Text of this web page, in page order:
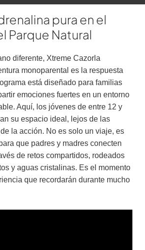
pura en el
Parque Natural
diferente, Xtreme Cazorla
monoparental es la respuesta
está diseñado para familias
emociones fuertes en un entorno
Aquí, los jóvenes de entre 12 y
su espacio ideal, lejos de las
la acción. No es solo un viaje, es
que padres y madres conecten
de retos compartidos, rodeados
y aguas cristalinas. Es el momento
que recordarán durante mucho